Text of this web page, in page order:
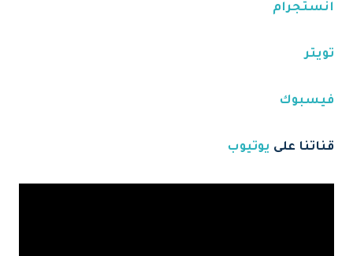
انستجرام
تويتر
فيسبوك
قناتنا على يوتيوب